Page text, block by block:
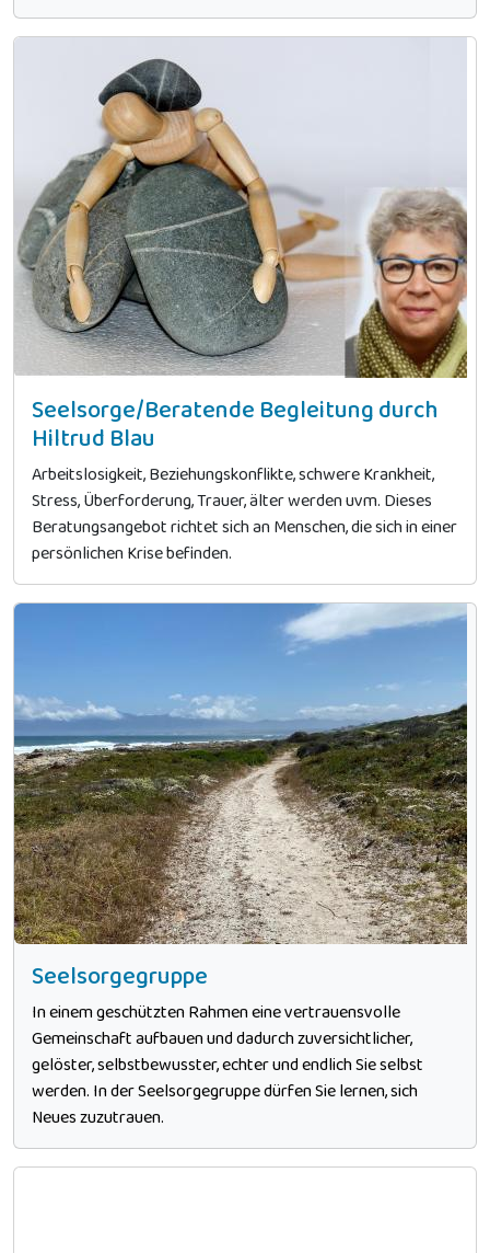
Seelsorge/Beratende Begleitung durch
Hiltrud Blau
Arbeitslosigkeit, Beziehungskonflikte, schwere Krankheit,
Stress, Überforderung, Trauer, älter werden uvm. Dieses
Beratungsangebot richtet sich an Menschen, die sich in einer
persönlichen Krise befinden.
Seelsorgegruppe
In einem geschützten Rahmen eine vertrauensvolle
Gemeinschaft aufbauen und dadurch zuversichtlicher,
gelöster, selbstbewusster, echter und endlich Sie selbst
werden. In der Seelsorgegruppe dürfen Sie lernen, sich
Neues zuzutrauen.